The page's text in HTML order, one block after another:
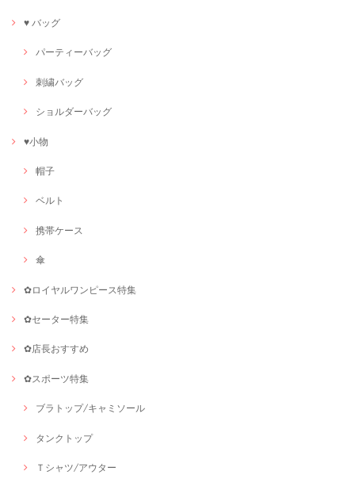
♥ バッグ
パーティーバッグ
刺繍バッグ
ショルダーバッグ
♥小物
帽子
ベルト
携帯ケース
傘
✿ロイヤルワンピース特集
✿セーター特集
✿店長おすすめ
✿スポーツ特集
ブラトップ/キャミソール
タンクトップ
Ｔシャツ/アウター